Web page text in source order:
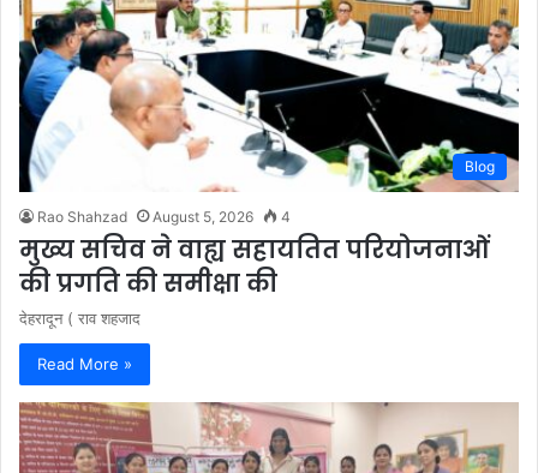
Blog
Rao Shahzad August 5, 2026 4
मुख्य सचिव ने वाह्य सहायतित परियोजनाओं
की प्रगति की समीक्षा की
देहरादून ( राव शहजाद
Read More »